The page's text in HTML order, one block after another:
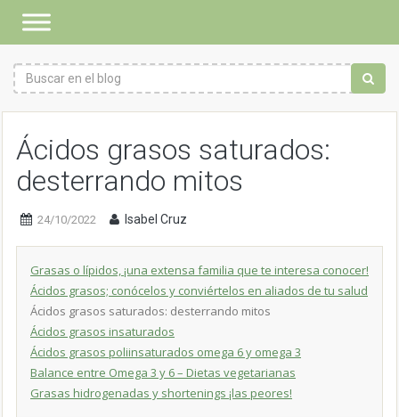
Ácidos grasos saturados:
desterrando mitos
24/10/2022 Isabel Cruz
Grasas o lípidos, ¡una extensa familia que te interesa conocer!
Ácidos grasos; conócelos y conviértelos en aliados de tu salud
Ácidos grasos saturados: desterrando mitos
Ácidos grasos insaturados
Ácidos grasos poliinsaturados omega 6 y omega 3
Balance entre Omega 3 y 6 – Dietas vegetarianas
Grasas hidrogenadas y shortenings ¡las peores!